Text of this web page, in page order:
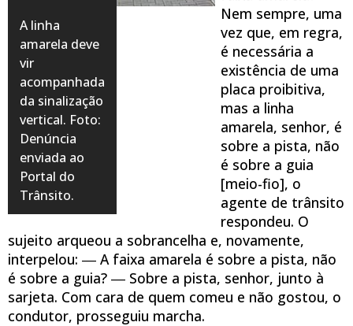
A linha
amarela deve
vir
acompanhada
da sinalização
vertical. Foto:
Denúncia
enviada ao
Portal do
Trânsito.
Nem sempre, uma
vez que, em regra,
é necessária a
existência de uma
placa proibitiva,
mas a linha
amarela, senhor, é
sobre a pista, não
é sobre a guia
[meio-fio], o
agente de trânsito
respondeu. O
sujeito arqueou a sobrancelha e, novamente,
interpelou: ― A faixa amarela é sobre a pista, não
é sobre a guia? ― Sobre a pista, senhor, junto à
sarjeta. Com cara de quem comeu e não gostou, o
condutor, prosseguiu marcha.